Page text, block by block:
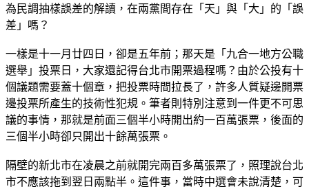
為民調抽樣誤差的解讀，在兩黨間存在「天」與「大」的「誤
差」嗎？
一樣是十一月廿四日，卻是五年前；那天是「九合一地方公職
選舉」投票日，大家還記得台北市開票過程嗎？由於公投有十
個議題需要蓋十個章，把投票時間拉長了，許多人質疑邊開票
邊投票所產生的技術性犯規。筆者則特別注意到一件更不可思
議的事情，那就是前面三個半小時開出約一百萬張票，後面的
三個半小時卻只開出十餘萬張票。
隔壁的新北市在凌晨之前就開完兩百多萬張票了，照理說台北
市不應該拖到翌日兩點半。這件事，當時中選會未說清楚，可